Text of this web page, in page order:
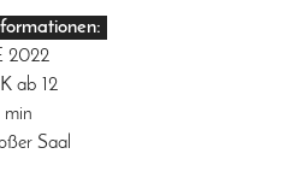
2022
ab 12
Saal